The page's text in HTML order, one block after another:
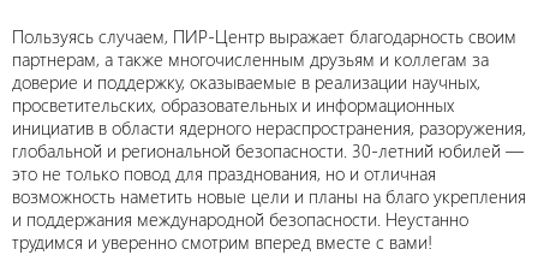
Пользуясь случаем, ПИР-Центр выражает благодарность своим
партнерам, а также многочисленным друзьям и коллегам за
доверие и поддержку, оказываемые в реализации научных,
просветительских, образовательных и информационных
инициатив в области ядерного нераспространения, разоружения,
глобальной и региональной безопасности. 30-летний юбилей —
это не только повод для празднования, но и отличная
возможность наметить новые цели и планы на благо укрепления
и поддержания международной безопасности. Неустанно
трудимся и уверенно смотрим вперед вместе с вами!